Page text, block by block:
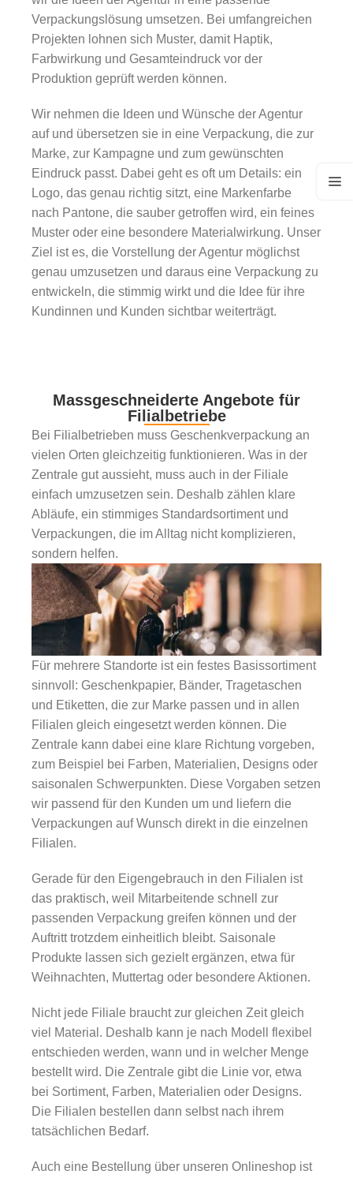
Verpackungslösung umsetzen. Bei umfangreichen
Projekten lohnen sich Muster, damit Haptik,
Farbwirkung und Gesamteindruck vor der
Produktion geprüft werden können.
Wir nehmen die Ideen und Wünsche der Agentur
auf und übersetzen sie in eine Verpackung, die zur
Marke, zur Kampagne und zum gewünschten
Eindruck passt. Dabei geht es oft um Details: ein
Logo, das genau richtig sitzt, eine Markenfarbe
nach Pantone, die sauber getroffen wird, ein feines
Muster oder eine besondere Materialwirkung. Unser
Ziel ist es, die Vorstellung der Agentur möglichst
genau umzusetzen und daraus eine Verpackung zu
entwickeln, die stimmig wirkt und die Idee für ihre
Kundinnen und Kunden sichtbar weiterträgt.
Massgeschneiderte Angebote für
Filialbetriebe
Bei Filialbetrieben muss Geschenkverpackung an
vielen Orten gleichzeitig funktionieren. Was in der
Zentrale gut aussieht, muss auch in der Filiale
einfach umzusetzen sein. Deshalb zählen klare
Abläufe, ein stimmiges Standardsortiment und
Verpackungen, die im Alltag nicht komplizieren,
sondern helfen.
Für mehrere Standorte ist ein festes Basissortiment
sinnvoll: Geschenkpapier, Bänder, Tragetaschen
und Etiketten, die zur Marke passen und in allen
Filialen gleich eingesetzt werden können. Die
Zentrale kann dabei eine klare Richtung vorgeben,
zum Beispiel bei Farben, Materialien, Designs oder
saisonalen Schwerpunkten. Diese Vorgaben setzen
wir passend für den Kunden um und liefern die
Verpackungen auf Wunsch direkt in die einzelnen
Filialen.
Gerade für den Eigengebrauch in den Filialen ist
das praktisch, weil Mitarbeitende schnell zur
passenden Verpackung greifen können und der
Auftritt trotzdem einheitlich bleibt. Saisonale
Produkte lassen sich gezielt ergänzen, etwa für
Weihnachten, Muttertag oder besondere Aktionen.
Nicht jede Filiale braucht zur gleichen Zeit gleich
viel Material. Deshalb kann je nach Modell flexibel
entschieden werden, wann und in welcher Menge
bestellt wird. Die Zentrale gibt die Linie vor, etwa
bei Sortiment, Farben, Materialien oder Designs.
Die Filialen bestellen dann selbst nach ihrem
tatsächlichen Bedarf.
Auch eine Bestellung über unseren Onlineshop ist